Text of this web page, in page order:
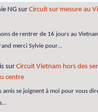
NG sur Circuit sur mesure au
de rentrer de 16 jours au
merci Sylvie pour…
sur Circuit Vietnam hors des
centre
amis se joignent à moi pour vous